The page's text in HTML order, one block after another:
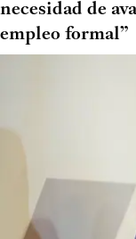
necesidad de
empleo formal”